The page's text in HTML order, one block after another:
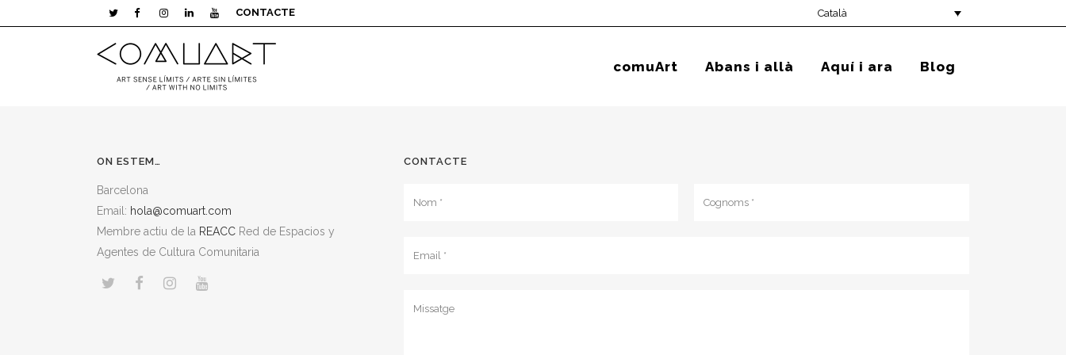
CONTACTE Català
comuArt Abans i allà Aquí i ara Blog
ON ESTEM…
Barcelona
Email: hola@comuart.com
Membre actiu de la REACC Red de Espacios y
Agentes de Cultura Comunitaria
CONTACTE